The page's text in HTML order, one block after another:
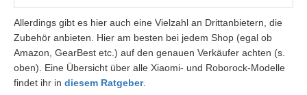
Allerdings gibt es hier auch eine Vielzahl an Drittanbietern, die
Zubehör anbieten. Hier am besten bei jedem Shop (egal ob
Amazon, GearBest etc.) auf den genauen Verkäufer achten (s.
oben). Eine Übersicht über alle Xiaomi- und Roborock-Modelle
findet ihr in diesem Ratgeber.